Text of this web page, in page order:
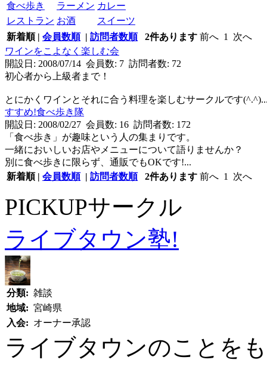
食べ歩き
ラーメン カレー
レストラン お酒
スイーツ
新着順| 会員数順| 訪問者数順 2件あります 前へ 1
次へ
ワインをこよなく楽しむ会
開設日: 2008/07/14 会員数: 7 訪問者数: 72
初心者から上級者まで！
とにかくワインとそれに合う料理を楽しむサークルです
すすめ!食べ歩き隊
開設日: 2008/02/27 会員数: 16 訪問者数: 172
「食べ歩き」が趣味という人の集まりです。
一緒においしいお店やメニューについて語りませんか？
別に食べ歩きに限らず、通販でもOKです!...
新着順| 会員数順| 訪問者数順 2件あります 前へ 1 次へ
PICKUPサークル
ライブタウン塾!
分類: 雑談
地域: 宮崎県
入会: オーナー承認
ライブタウンのことを